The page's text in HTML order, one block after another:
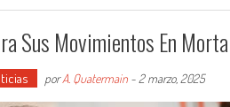
Sus Movimientos En
porA. Quatermain - 2 marzo, 2025